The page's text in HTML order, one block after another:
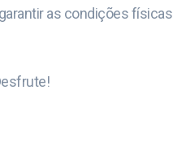
as condições físicas